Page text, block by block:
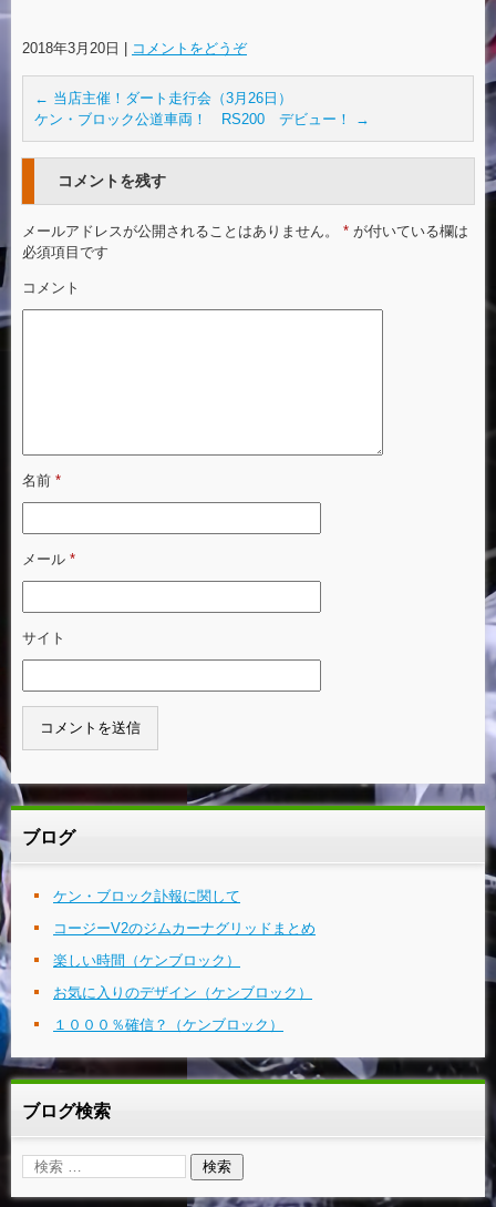
2018年3月20日 コメントをどうぞ
← 当店主催！ダート走行会（3月26日）
ケン・ブロック公道車両！ RS200 デビュー！
→
コメントを残す
メールアドレスが公開されることはありません。 * が付いている欄は
必須項目です
コメント
名前 *
メール *
サイト
ブログ
ケン・ブロック訃報に関して
コージーV2のジムカーナグリッドまとめ
楽しい時間（ケンブロック）
お気に入りのデザイン（ケンブロック）
１０００％確信？（ケンブロック）
ブログ検索